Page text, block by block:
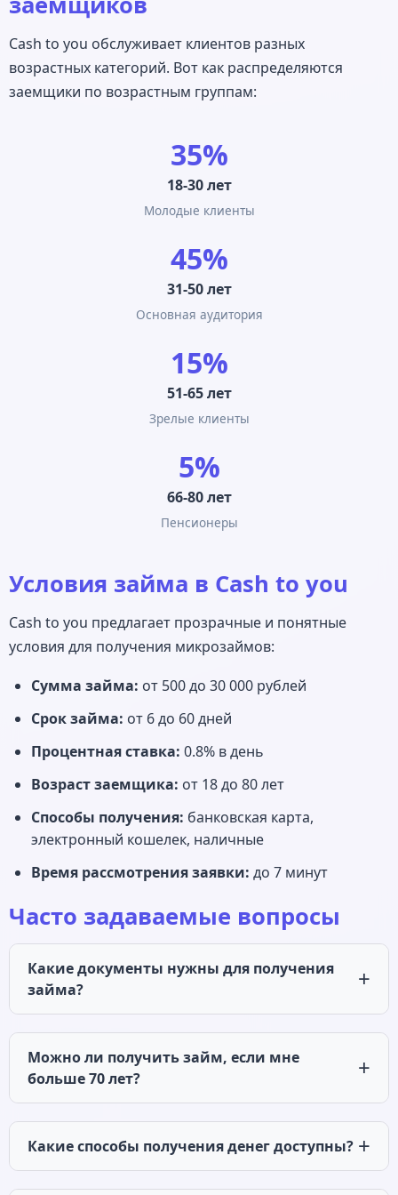
Cash to you обслуживает клиентов разных
возрастных категорий. Вот как распределяются
заемщики по возрастным группам:
35%
18-30 лет
Молодые клиенты
45%
31-50 лет
Основная аудитория
15%
51-65 лет
Зрелые клиенты
5%
66-80 лет
Пенсионеры
Условия займа в Cash to you
Cash to you предлагает прозрачные и понятные
условия для получения микрозаймов:
Сумма займа: от 500 до 30 000 рублей
Срок займа: от 6 до 60 дней
Процентная ставка: 0.8% в день
Возраст заемщика: от 18 до 80 лет
Способы получения: банковская карта,
электронный кошелек, наличные
Время рассмотрения заявки: до 7 минут
Часто задаваемые вопросы
Какие документы нужны для получения
займа?
только паспорт гражданина РФ.
Дополнительные документы не требуются. Все
режиме.
Можно ли получить займ, если мне
больше 70 лет?
возрасте до 80 лет включительно. Это одно из
микрофинансирования.
Какие способы получения денег доступны?